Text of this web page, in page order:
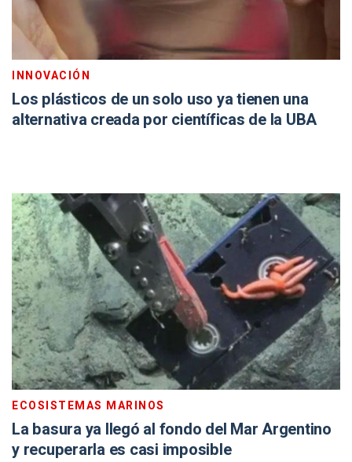
INNOVACIÓN
Los plásticos de un solo uso ya tienen una
alternativa creada por científicas de la UBA
ECOSISTEMAS MARINOS
La basura ya llegó al fondo del Mar Argentino
y recuperarla es casi imposible